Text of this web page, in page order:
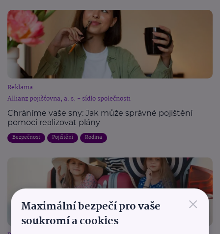
Reklama
Allianz pojišťovna, a. s. - sídlo společnosti
Chráníme vaše sny: Jak může správné pojištění
pomoci realizovat plány
Bezpečnost Pojištění Rodina
×
Maximální bezpečí pro vaše
soukromí a cookies